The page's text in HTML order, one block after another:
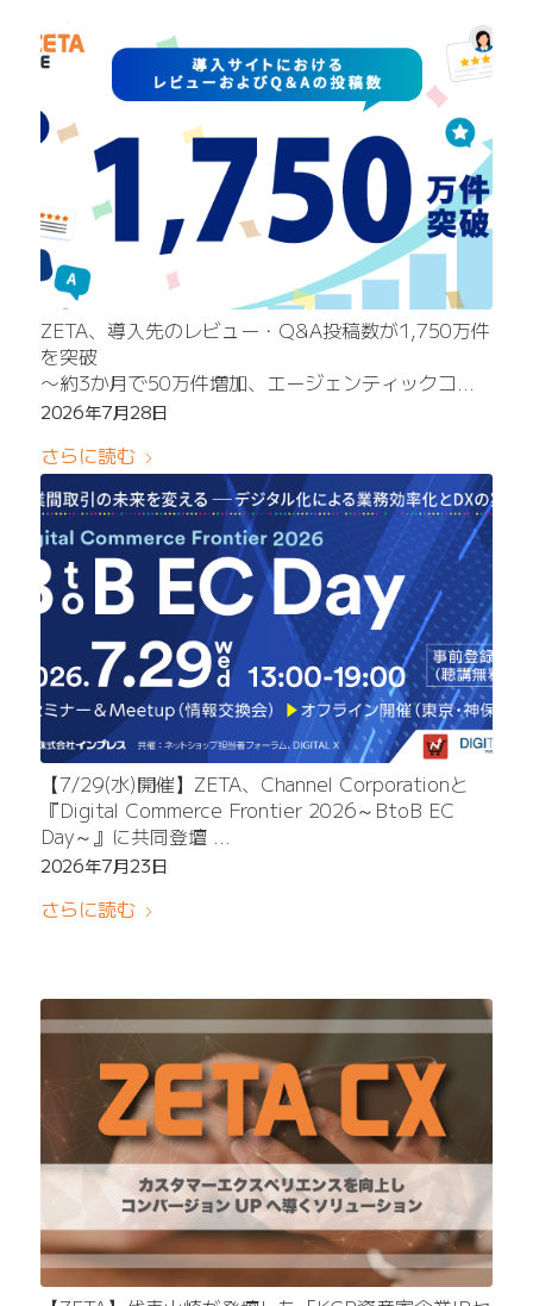
ZETA、導入先のレビュー・Q&A投稿数が1,750万件
を突破
〜約3か月で50万件増加、エージェンティックコマ
ースを支えるUGCデータ資産が拡大〜
2026年7月28日
さらに読む
【7/29(水)開催】ZETA、Channel Corporationと
『Digital Commerce Frontier 2026～BtoB EC
Day～』に共同登壇
〜「AIチャット×データ連携」によるBtoB ECの次世
2026年7月23日
さらに読む